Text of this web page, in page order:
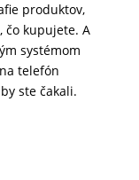
produktov,
čo kupujete. A
systémom
telefón
ste čakali.